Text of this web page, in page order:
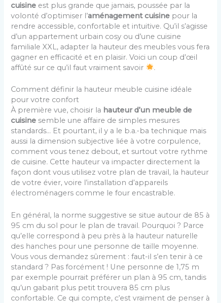
cuisine est plus grande que jamais, poussée par la
volonté d’optimiser l’aménagement cuisine pour la
rendre accessible, confortable et intuitive. Qu’il s’agisse
d’un appartement urbain cosy ou d’une cuisine
familiale XXL, adapter la hauteur des meubles vous fera
gagner en efficacité et en plaisir. Voici un coup d’œil
affûté sur ce qu’il faut vraiment savoir
.
Comment définir la hauteur meuble cuisine idéale
pour votre confort
À première vue, choisir la hauteur d’un meuble de
cuisine semble une affaire de simples mesures
standards… Et pourtant, il y a le b.a.-ba technique mais
aussi la dimension subjective liée à votre corpulence,
comment vous tenez debout, et surtout votre rythme
de cuisine. Cette hauteur va impacter directement la
façon dont vous utilisez votre plan de travail, la hauteur
de votre évier, voire l’installation d’appareils
électroménagers comme le four encastrable.
En général, la norme suggestive se situe autour de 85 à
95 cm du sol pour le plan de travail. Pourquoi ? Parce
qu’elle correspond à peu près à la hauteur naturelle
des hanches pour une personne de taille moyenne.
Vous vous demandez sûrement : faut-il s’en tenir à ce
standard ? Pas forcément ! Une personne de 1,75 m
par exemple pourrait préférer un plan à 95 cm, tandis
qu’un gabarit plus petit trouvera 85 cm plus
confortable. Ce qui compte, c’est vraiment de penser à